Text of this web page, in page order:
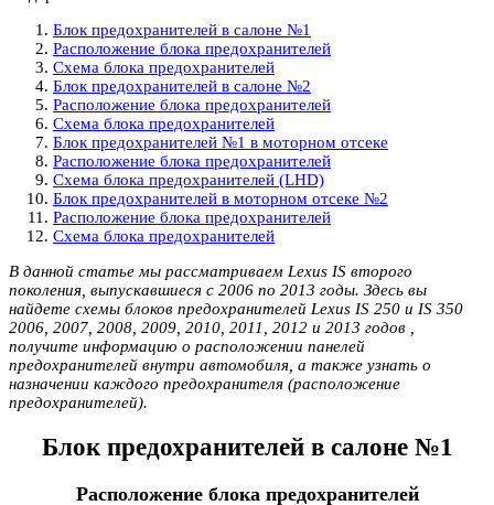
Блок предохранителей в салоне №1
Расположение блока предохранителей
Схема блока предохранителей
Блок предохранителей в салоне №2
Расположение блока предохранителей
Схема блока предохранителей
Блок предохранителей №1 в моторном отсеке
Расположение блока предохранителей
Схема блока предохранителей (LHD)
Блок предохранителей в моторном отсеке №2
Расположение блока предохранителей
Схема блока предохранителей
В данной статье мы рассматриваем Lexus IS второго
поколения, выпускавшиеся с 2006 по 2013 годы. Здесь вы
найдете схемы блоков предохранителей Lexus IS 250 и IS 350
2006, 2007, 2008, 2009, 2010, 2011, 2012 и 2013 годов ,
получите информацию о расположении панелей
предохранителей внутри автомобиля, а также узнать о
назначении каждого предохранителя (расположение
предохранителей).
Блок предохранителей в салоне №1
Расположение блока предохранителей